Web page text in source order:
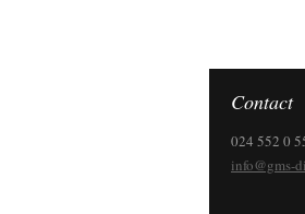
Contact
024 552 0
info@gms-